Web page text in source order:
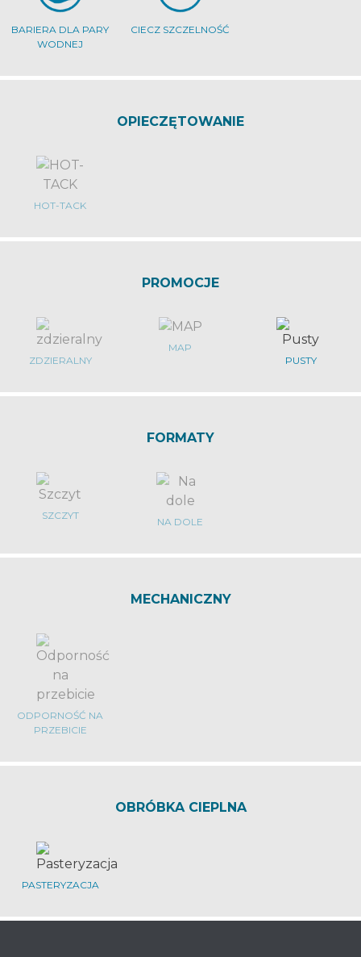
BARIERA DLA PARY
WODNEJ
CIECZ SZCZELNOŚĆ
OPIECZĘTOWANIE
HOT-TACK
PROMOCJE
ZDZIERALNY
MAP
PUSTY
FORMATY
SZCZYT
NA DOLE
MECHANICZNY
ODPORNOŚĆ NA
PRZEBICIE
OBRÓBKA CIEPLNA
PASTERYZACJA